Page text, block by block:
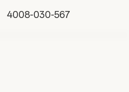
4008-030-567